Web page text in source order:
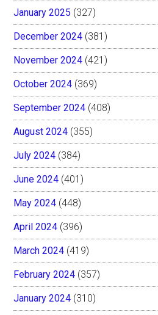
January 2025 (327)
December 2024 (381)
November 2024 (421)
October 2024 (369)
September 2024 (408)
August 2024 (355)
July 2024 (384)
June 2024 (401)
May 2024 (448)
April 2024 (396)
March 2024 (419)
February 2024 (357)
January 2024 (310)